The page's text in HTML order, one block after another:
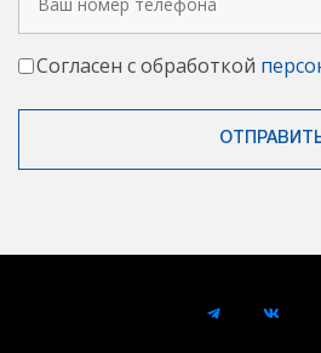
Согласен с обработкой